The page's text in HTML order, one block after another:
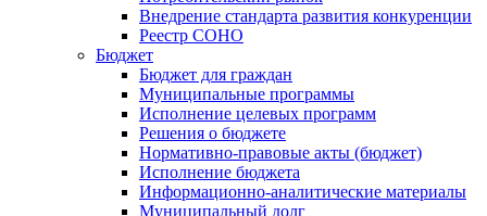
Внедрение стандарта развития конкуренции
Реестр СОНО
Бюджет
Бюджет для граждан
Муниципальные программы
Исполнение целевых программ
Решения о бюджете
Нормативно-правовые акты (бюджет)
Исполнение бюджета
Информационно-аналитические материалы
Муниципальный долг